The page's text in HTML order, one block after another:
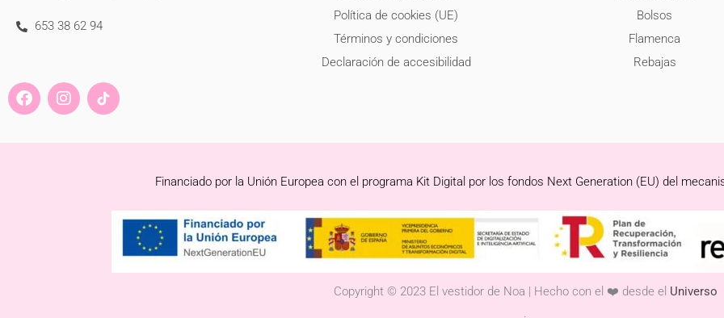
653 38 62 94
Política de cookies (UE)
Términos y condiciones
Declaración de accesibilidad
Bolsos
Flamenca
Rebajas
F
a
e
I
n
t
Financiado por la Unión Europea con el programa Kit Digital por los fondos Next Generation (EU) del
Copyright © 2023 El vestidor de Noa | Hecho con el ❤️ desde el Universo
.